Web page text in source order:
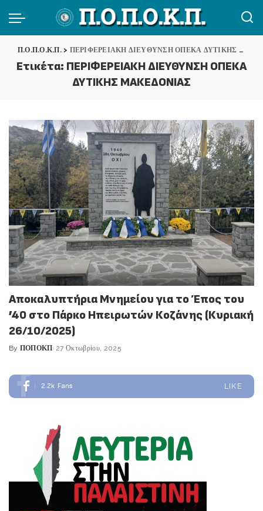
Π.Ο.Π.Ο.Κ.Π.> ΠΕΡΙΦΕΡΕΙΑΚΗ ΔΙΕΥΘΥΝΣΗ ΟΠΕΚΑ ΔΥΤΙΚΗΣ ΜΑΚΕΔΟΝΙΑΣ
Ετικέτα: ΠΕΡΙΦΕΡΕΙΑΚΗ ΔΙΕΥΘΥΝΣΗ ΟΠΕΚΑ
ΔΥΤΙΚΗΣ ΜΑΚΕΔΟΝΙΑΣ
Αποκαλυπτήρια Μνημείου για το Έπος του
’40 στο Πάρκο Ηπειρωτών Κοζάνης (Κυριακή
26/10/2025)
Posted
By ΠΟΠΟΚΠ 27 Οκτωβρίου, 2025
2.2k Fans LIKE